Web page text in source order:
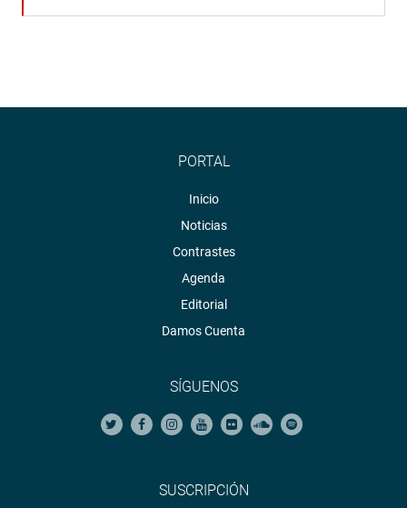
PORTAL
Inicio
Noticias
Contrastes
Agenda
Editorial
Damos Cuenta
SÍGUENOS
SUSCRIPCIÓN